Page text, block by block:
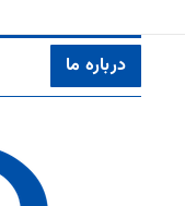
درباره ما